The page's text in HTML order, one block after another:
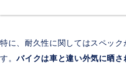
特に、耐久性に関してはスペッ
す。 バイクは車と違い外気に晒